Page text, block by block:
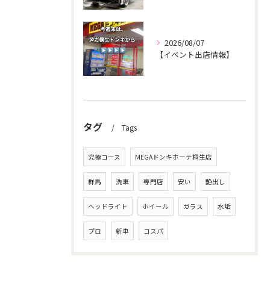
2026/08/07
【イベント出店情報】
タグ Tags
究極コース MEGAドンキホーテ桐生店
群馬 洗車 専門店 安い 艶出し
ヘッドライト ホイール ガラス 水垢
プロ 新車 コスパ